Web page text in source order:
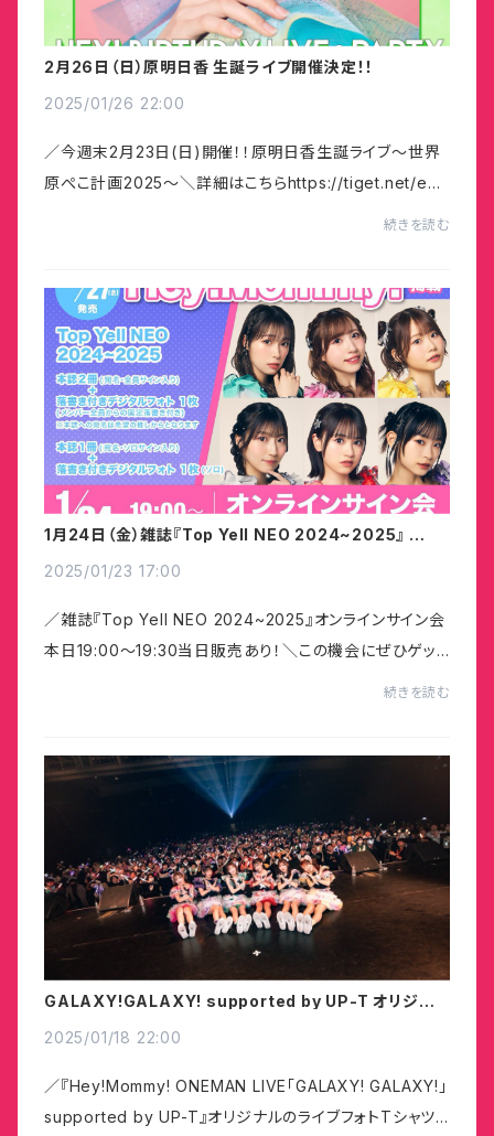
2月26日（日）原明日香 生誕ライブ開催決定！！
2025/01/26 22:00
／今週末2月23日(日)開催！！原明日香生誕ライブ～世界
原ぺこ計画2025〜＼詳細はこちらhttps://tiget.net/eve
続きを読む
1月24日（金）雑誌『Top Yell NEO 2024~2025』 オン
2025/01/23 17:00
／雑誌『Top Yell NEO 2024~2025』オンラインサイン会
本日19:00〜19:30当日販売あり！＼この機会にぜひゲット
続きを読む
GALAXY!GALAXY! supported by UP-T オリジナ
2025/01/18 22:00
／『Hey!Mommy! ONEMAN LIVE「GALAXY! GALAXY!」
supported by UP-T』オリジナルのライブフォトTシャツ